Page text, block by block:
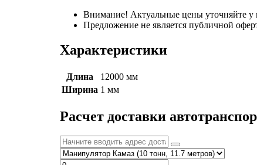
Внимание! Актуальные цены уточняйте
Предложение не является публичной
Характеристики
Длина
12000 мм
Ширина 1 мм
Расчет доставки